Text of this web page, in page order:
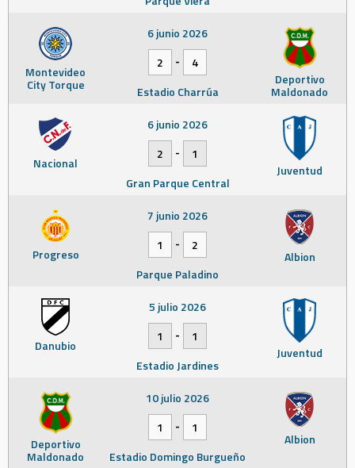
Montevideo
City Torque Deportivo
Maldonado
6 junio 2026
2
-
4
Estadio Charrúa
Nacional Juventud
6 junio 2026
2
-
1
Gran Parque Central
Progreso Albion
7 junio 2026
1
-
2
Parque Paladino
Danubio Juventud
5 julio 2026
1
-
1
Estadio Jardines
Deportivo
Maldonado
Albion
10 julio 2026
1
-
1
Estadio Domingo Burgueño